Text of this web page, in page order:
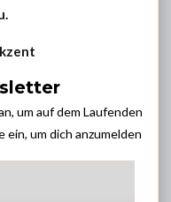
.
um auf dem Laufenden
ein, um dich anzumelden